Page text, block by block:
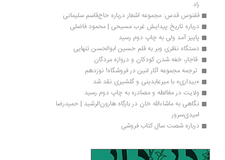
ققنوس قدس: مجموعه اشعار درباره حاج‌قاسم سلیمانی
درباره تاریخ پیدایش غرب مسیحی | محمود فاضلی
پاییز آمد ولی به چاپ دوم رسید
دستگاه نظری وبر به قلم حسین ابوالحسن تنهایی
قاجار، خفه شدن کودکان و دروازه مردگان
ترجمه مجموعه آثار لنین در فروشگاه! نوزدهم
«بیداری» با میرعابدینی و گلشیری نقد شد
ولایت در مغالطه و مصادره به چاپ دوم رسید
نگاهی به ماشاءالله خان در بارگاه هارون‌الرشید | حمیدرضا
امیدی‌سرور
درباره شصت سال کتاب فروشی